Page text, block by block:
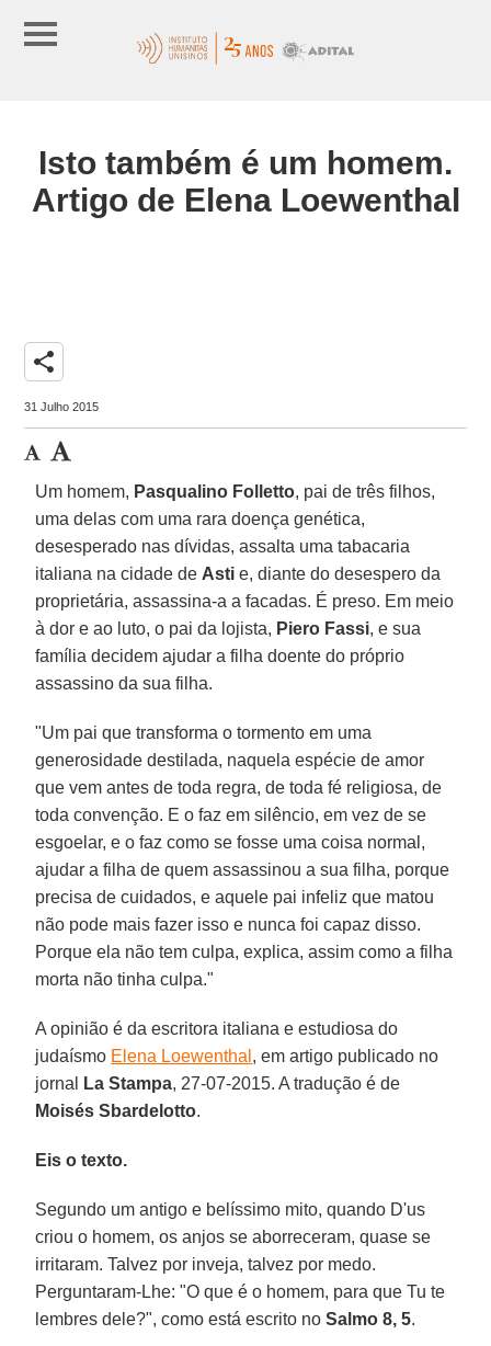
Isto também é um homem.
Artigo de Elena Loewenthal
share
31 Julho 2015
Um homem, Pasqualino Folletto, pai de três filhos,
uma delas com uma rara doença genética,
desesperado nas dívidas, assalta uma tabacaria
italiana na cidade de Asti e, diante do desespero da
proprietária, assassina-a a facadas. É preso. Em meio
à dor e ao luto, o pai da lojista, Piero Fassi, e sua
família decidem ajudar a filha doente do próprio
assassino da sua filha.
"Um pai que transforma o tormento em uma
generosidade destilada, naquela espécie de amor
que vem antes de toda regra, de toda fé religiosa, de
toda convenção. E o faz em silêncio, em vez de se
esgoelar, e o faz como se fosse uma coisa normal,
ajudar a filha de quem assassinou a sua filha, porque
precisa de cuidados, e aquele pai infeliz que matou
não pode mais fazer isso e nunca foi capaz disso.
Porque ela não tem culpa, explica, assim como a filha
morta não tinha culpa."
A opinião é da escritora italiana e estudiosa do
judaísmo Elena Loewenthal , em artigo publicado no
jornal
La Stampa, 27-07-2015. A tradução é de
Moisés Sbardelotto.
Eis o texto.
Segundo um antigo e belíssimo mito, quando D'us
criou o homem, os anjos se aborreceram, quase se
irritaram. Talvez por inveja, talvez por medo.
Perguntaram-Lhe: "O que é o homem, para que Tu te
lembres dele?", como está escrito noSalmo 8, 5.